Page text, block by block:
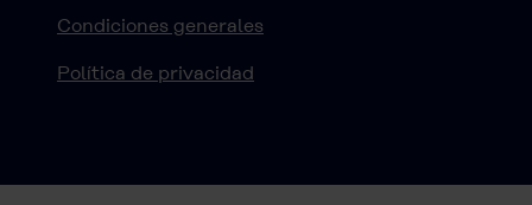
Condiciones generales
Política de privacidad